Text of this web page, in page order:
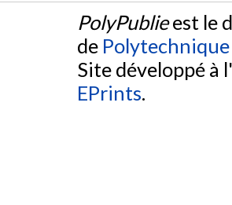
PolyPublieest le
de
Site développé à
EPrints.